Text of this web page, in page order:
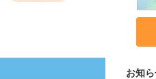
お知